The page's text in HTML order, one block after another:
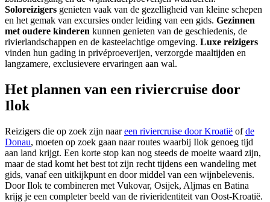
Soloreizigers genieten vaak van de gezelligheid van kleine schepen
en het gemak van excursies onder leiding van een gids. Gezinnen
met oudere kinderen kunnen genieten van de geschiedenis, de
rivierlandschappen en de kasteelachtige omgeving. Luxe reizigers
vinden hun gading in privéproeverijen, verzorgde maaltijden en
langzamere, exclusievere ervaringen aan wal.
Het plannen van een riviercruise door
Ilok
Reizigers die op zoek zijn naareen riviercruise door Kroatië ofde
Donau, moeten op zoek gaan naar routes waarbij Ilok genoeg tijd
aan land krijgt. Een korte stop kan nog steeds de moeite waard zijn,
maar de stad komt het best tot zijn recht tijdens een wandeling met
gids, vanaf een uitkijkpunt en door middel van een wijnbelevenis.
Door Ilok te combineren met Vukovar, Osijek, Aljmas en Batina
krijg je een completer beeld van de rivieridentiteit van Oost-Kroatië.